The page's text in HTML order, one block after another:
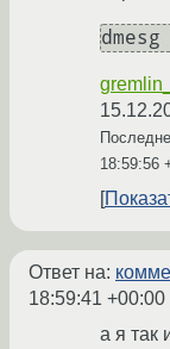
18:59:56
Ответ на:
18:59:41 +00:00
а я так